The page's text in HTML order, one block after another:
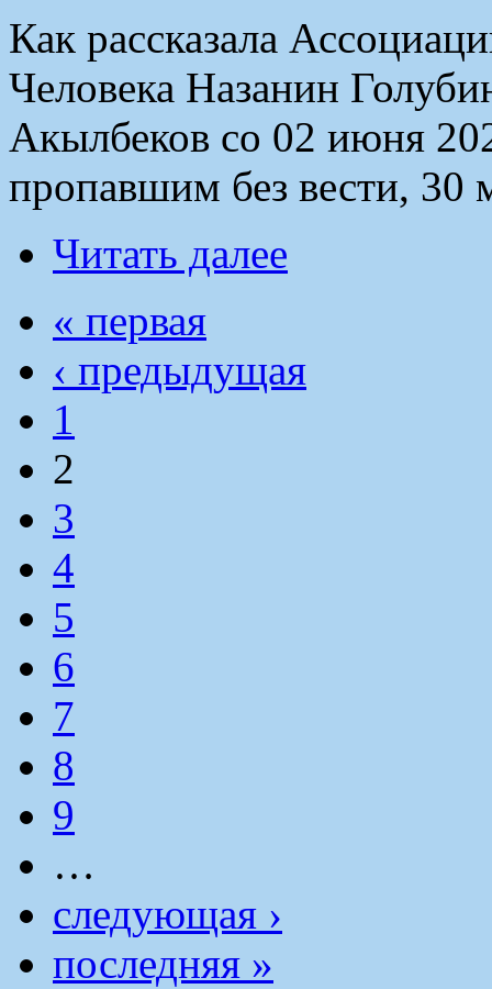
Как рассказала
Человека Назанин
Акылбеков со 02 июня
пропавшим без вести, 30
Читать далее
« первая
‹ предыдущая
1
2
3
4
5
6
7
8
9
…
следующая ›
последняя »